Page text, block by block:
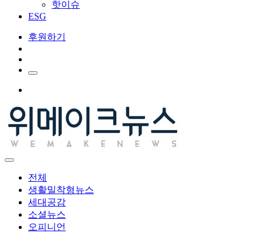
핫이슈
ESG
후원하기
전체
생활밀착형뉴스
세대공감
소셜뉴스
오피니언